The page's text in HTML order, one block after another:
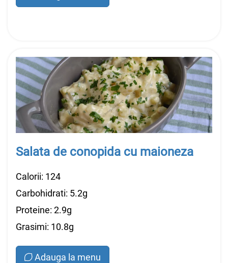
Salata de conopida cu maioneza
Calorii: 124
Carbohidrati: 5.2g
Proteine: 2.9g
Grasimi: 10.8g
Adauga la menu